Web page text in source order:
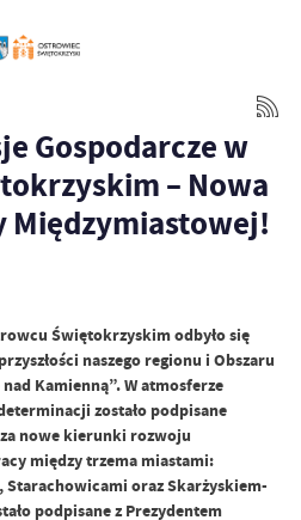
Gospodarcze w
– Nowa
Międzymiastowej!
Świętokrzyskim odbyło się
naszego regionu i Obszaru
Kamienną”. W atmosferze
zostało podpisane
nowe kierunki rozwoju
między trzema miastami:
oraz Skarżyskiem-
podpisane z Prezydentem